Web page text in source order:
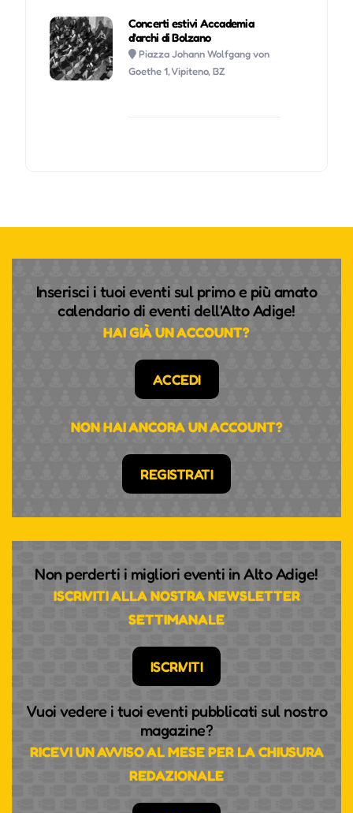
Concerti estivi Accademia
d'archi di Bolzano
Piazza Johann Wolfgang von
Goethe 1, Vipiteno, BZ
Inserisci i tuoi eventi sul primo e più amato
calendario di eventi dell'Alto Adige!
HAI GIÀ UN ACCOUNT?
ACCEDI
NON HAI ANCORA UN ACCOUNT?
REGISTRATI
Non perderti i migliori eventi in Alto Adige!
ISCRIVITI ALLA NOSTRA NEWSLETTER
SETTIMANALE
ISCRIVITI
Vuoi vedere i tuoi eventi pubblicati sul nostro
magazine?
RICEVI UN AVVISO AL MESE PER LA CHIUSURA
REDAZIONALE